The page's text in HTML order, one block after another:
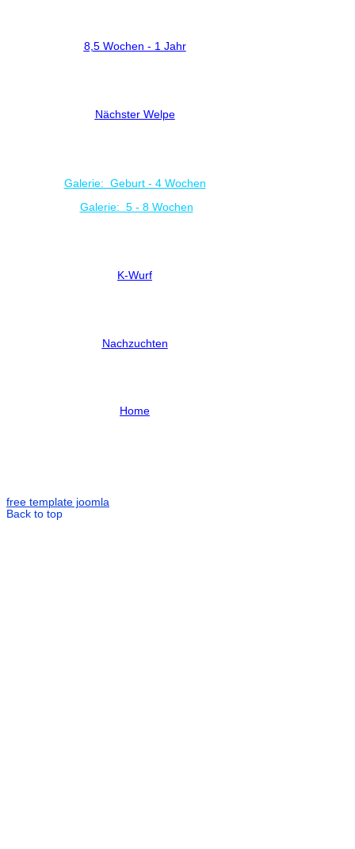
8,5 Wochen - 1 Jahr
Nächster Welpe
Galerie: Geburt - 4 Wochen
Galerie: 5 - 8 Wochen
K-Wurf
Nachzuchten
Home
free template joomla
Back to top